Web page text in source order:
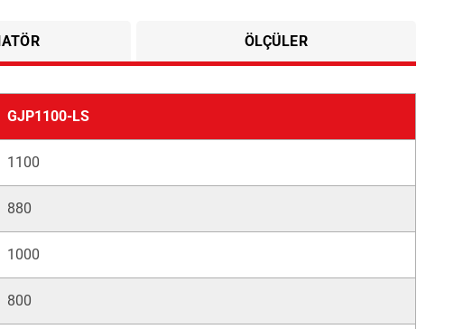
ÖLÇÜLER
GJP1100-LS
1100
880
1000
800